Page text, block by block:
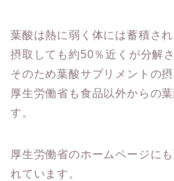
葉酸は熱に弱く体には蓄積さ
摂取しても約50％近くが分解
そのため葉酸サプリメントの
厚生労働省も食品以外からの
す。
厚生労働省のホームページに
れています。